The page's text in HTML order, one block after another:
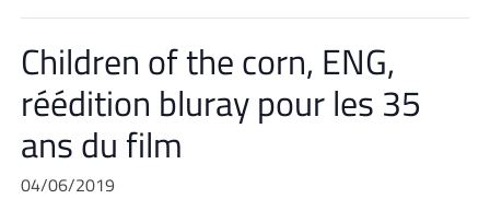
Children of the corn, ENG,
réédition bluray pour les 35
ans du film
04/06/2019